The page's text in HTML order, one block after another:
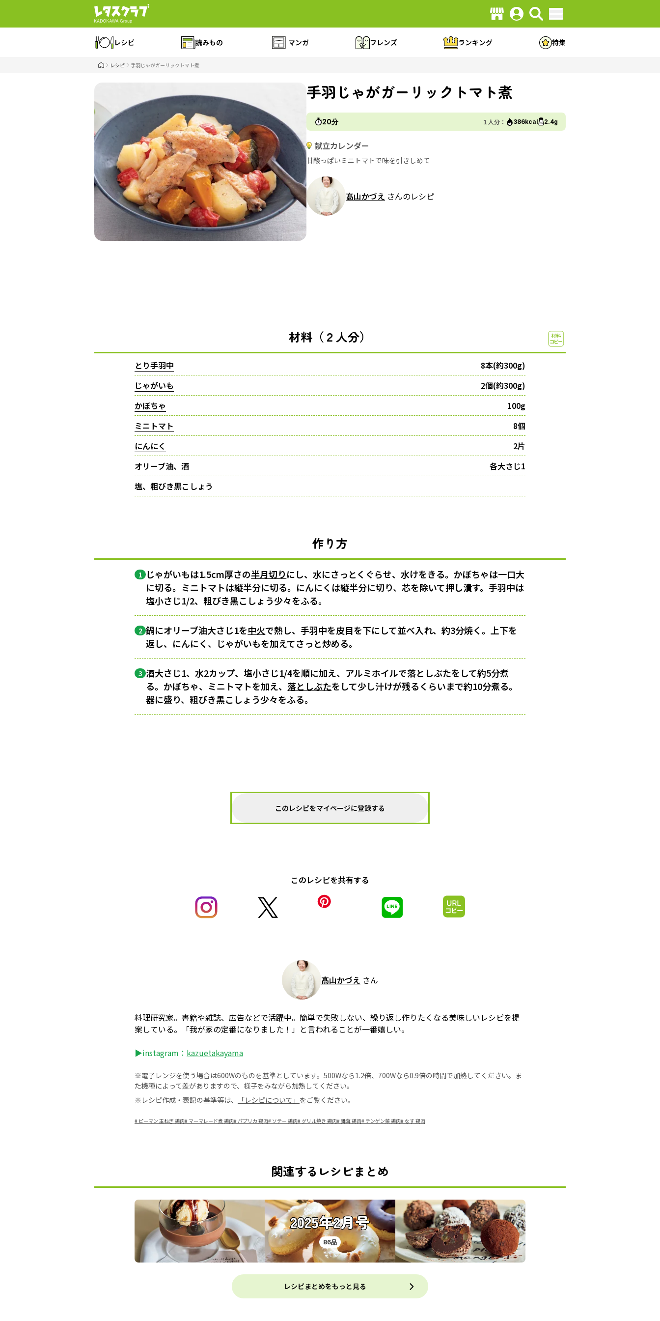
レシピ 読みもの マンガ フレンズ ランキング 特集
レシピ 手羽じゃがガーリックトマト煮
手羽じゃがガーリックトマト煮
20分 １人分： 386kcal 2.4g
献立カレンダー
甘酸っぱいミニトマトで味を引きしめて
髙山かづえ さんのレシピ
材料（２人分）
とり手羽中
8本(約300g)
じゃがいも
2個(約300g)
かぼちゃ
100g
ミニトマト
8個
にんにく
2片
オリーブ油、酒
各大さじ1
塩、粗びき黒こしょう
作り方
1 じゃがいもは1.5cm厚さの半月切りにし、水にさっとくぐらせ、水けをきる。かぼちゃは一口大
に切る。ミニトマトは縦半分に切る。にんにくは縦半分に切り、芯を除いて押し潰す。手羽中は
塩小さじ1/2、粗びき黒こしょう少々をふる。
2 鍋にオリーブ油大さじ1を中火で熱し、手羽中を皮目を下にして並べ入れ、約3分焼く。上下を
返し、にんにく、じゃがいもを加えてさっと炒める。
3 酒大さじ1、水2カップ、塩小さじ1/4を順に加え、アルミホイルで落としぶたをして約5分煮
る。かぼちゃ、ミニトマトを加え、 落としぶたをして少し汁けが残るくらいまで約10分煮る。
器に盛り、粗びき黒こしょう少々をふる。
このレシピをマイページに登録する
このレシピを共有する
髙山かづえ さん
料理研究家。書籍や雑誌、広告などで活躍中。簡単で失敗しない、繰り返し作りたくなる美味しいレシピを提
案している。「我が家の定番になりました！」と言われることが一番嬉しい。
▶instagram： kazuetakayama
※電子レンジを使う場合は600Wのものを基準としています。500Wなら1.2倍、700Wなら0.9倍の時間で加熱してください。ま
た機種によって差がありますので、様子をみながら加熱してください。
※レシピ作成・表記の基準等は、
「レシピについて」 をご覧ください。
# ピーマン 玉ねぎ 鶏肉# マーマレード煮 鶏肉#パプリカ 鶏肉# ソテー 鶏肉# グリル焼き 鶏肉#舞茸 鶏肉# チンゲン菜 鶏肉# なす 鶏肉
関連するレシピまとめ
2025年2月号
86品
レシピまとめをもっと見る